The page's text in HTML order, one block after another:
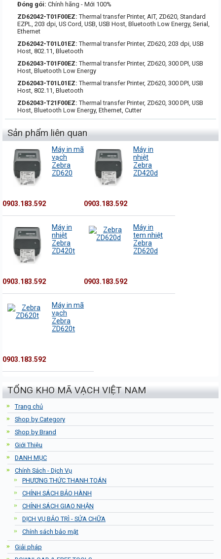
Đóng gói: Chính hãng - Mới 100%
ZD62042-T01F00EZ: Thermal transfer Printer, AIT, ZD620, Standard
EZPL, 203 dpi, US Cord, USB, USB Host, Bluetooth Low Energy, Serial,
Ethernet
ZD62042-T01L01EZ: Thermal transfer Printer, ZD620, 203 dpi, USB
Host, 802.11, Bluetooth
ZD62043-T01F00EZ: Thermal transfer Printer, ZD620, 300 DPI, USB
Host, Bluetooth Low Energy
ZD62043-T01L01EZ: Thermal transfer Printer, ZD620, 300 DPI, USB
Host, 802.11, Bluetooth
ZD62043-T21F00EZ: Thermal transfer Printer, ZD620, 300 DPI, USB
Host, Bluetooth Low Energy, Ethernet, Cutter
Sản phẩm liên quan
Máy in mã
vạch
Zebra
ZD620
0903.183.592
Máy in
nhiệt
Zebra
ZD420d
0903.183.592
Máy in
nhiệt
Zebra
ZD420t
0903.183.592
Máy in
tem nhiệt
Zebra
ZD620d
0903.183.592
Máy in mã
vạch
Zebra
ZD620t
0903.183.592
TỔNG KHO MÃ VẠCH VIỆT NAM
Trang chủ
Shop by Category
Shop by Brand
Giới Thiệu
DANH MỤC
Chính Sách - Dịch Vụ
PHƯƠNG THỨC THANH TOÁN
CHÍNH SÁCH BẢO HÀNH
CHÍNH SÁCH GIAO NHẬN
DỊCH VỤ BẢO TRÌ - SỬA CHỮA
Chính sách bảo mật
Giải pháp